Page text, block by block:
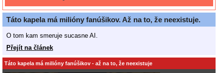
Táto kapela má milióny fanúšikov. Až na to, že neexistuje.
O tom kam smeruje sucasne AI.
Přejít na článek
Táto kapela má milióny fanúšikov - až na to, že neexistuje